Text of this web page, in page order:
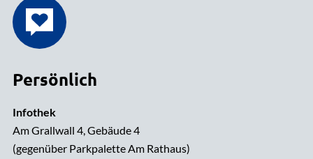
Persönlich
Infothek
Am Grallwall 4, Gebäude 4
(gegenüber Parkpalette Am Rathaus)